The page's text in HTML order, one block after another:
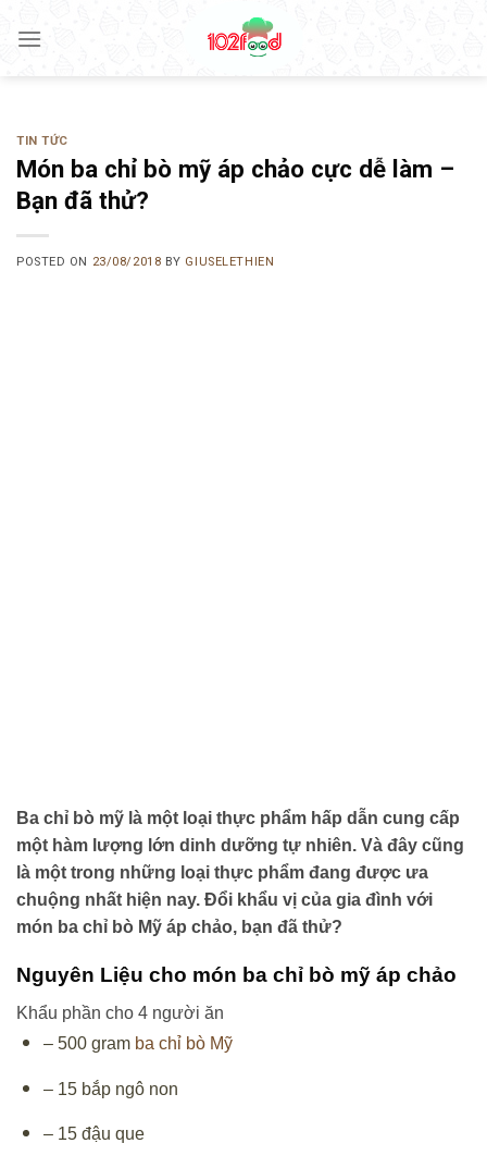
TIN TỨC
Món ba chỉ bò mỹ áp chảo cực dễ làm –
Bạn đã thử?
POSTED ON 23/08/2018 BY GIUSELETHIEN
Ba chỉ bò mỹ là một loại thực phẩm hấp dẫn cung cấp
một hàm lượng lớn dinh dưỡng tự nhiên. Và đây cũng
là một trong những loại thực phẩm đang được ưa
chuộng nhất hiện nay. Đổi khẩu vị của gia đình với
món ba chỉ bò Mỹ áp chảo, bạn đã thử?
Nguyên Liệu cho món ba chỉ bò mỹ áp chảo
Khẩu phần cho 4 người ăn
– 500 gram ba chỉ bò Mỹ
– 15bắp ngô non
– 15đậu que